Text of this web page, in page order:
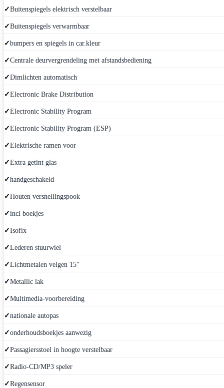
Buitenspiegels elektrisch verstelbaar
Buitenspiegels verwarmbaar
bumpers en spiegels in car.kleur
Centrale deurvergrendeling met afstandsbediening
Dimlichten automatisch
Electronic Brake Distribution
Electronic Stability Program
Electronic Stability Program (ESP)
Elektrische ramen voor
Extra getint glas
handgeschakeld
Houten versnellingspook
incl boekjes
Isofix
Lederen stuurwiel
Lichtmetalen velgen 15"
Metallic lak
Multimedia-voorbereiding
nationale autopas
onderhoudsboekjes aanwezig
Passagiersstoel in hoogte verstelbaar
Radio-CD/MP3 speler
Regensensor